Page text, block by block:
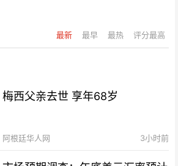
最新 最早 最热 评分最高
梅西父亲去世 享年68岁
阿根廷华人网 3小时前